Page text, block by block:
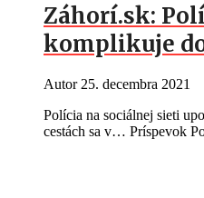
Záhorí.sk:
komplikuje
Autor 25. decembra 2021
Polícia na sociálnej sieti
cestách sa v… Príspevok